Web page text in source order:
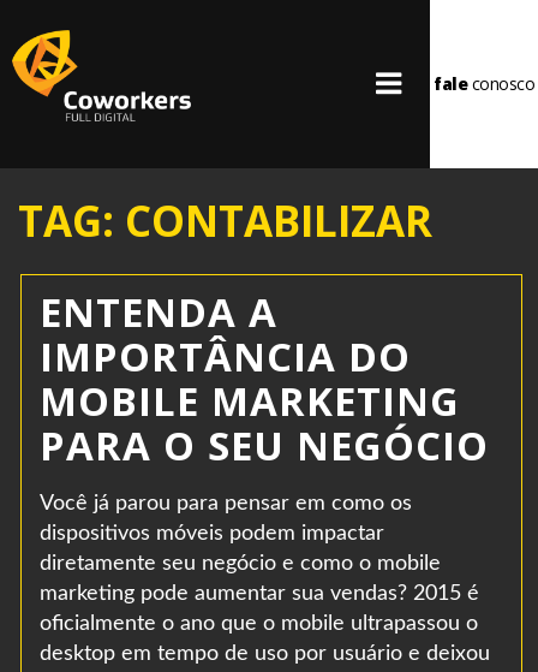
faleconosco
TAG: CONTABILIZAR
ENTENDA A
IMPORTÂNCIA DO
MOBILE MARKETING
PARA O SEU NEGÓCIO
Você já parou para pensar em como os
dispositivos móveis podem impactar
diretamente seu negócio e como o mobile
marketing pode aumentar sua vendas? 2015 é
oficialmente o ano que o mobile ultrapassou o
desktop em tempo de uso por usuário e deixou